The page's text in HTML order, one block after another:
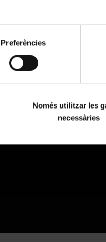
Preferències
Només utilitzar les
necessàries